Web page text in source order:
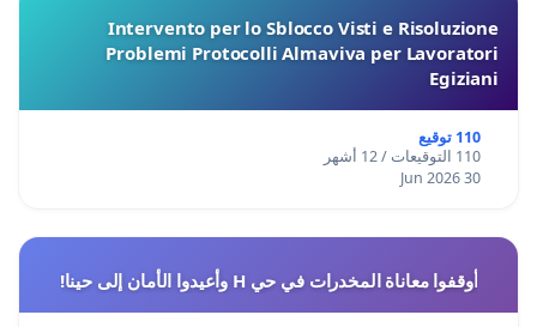
Intervento per lo Sblocco Visti e Risoluzione
Problemi Protocolli Almaviva per Lavoratori
Egiziani
110 توقيع
110 التوقيعات / 12 أشهر
30 Jun 2026
أوقفوا معاناة المخدرات في حي H وأعيدوا الأمان إلى حينا!